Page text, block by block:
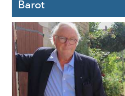
Barot